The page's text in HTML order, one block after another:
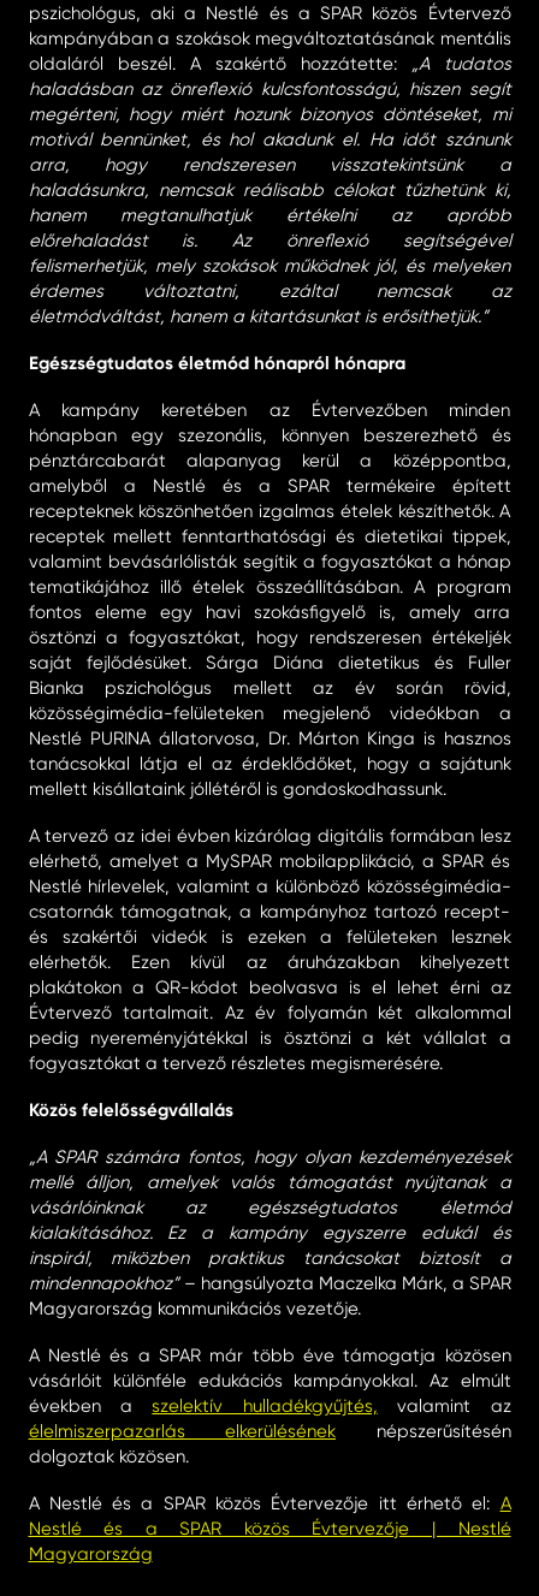
pszichológus, aki a Nestlé és a SPAR közös Évtervező
kampányában a szokások megváltoztatásának mentális
oldaláról beszél. A szakértő hozzátette: „A tudatos
haladásban az önreflexió kulcsfontosságú, hiszen segít
megérteni, hogy miért hozunk bizonyos döntéseket, mi
motivál bennünket, és hol akadunk el. Ha időt szánunk
arra, hogy rendszeresen visszatekintsünk a
haladásunkra, nemcsak reálisabb célokat tűzhetünk ki,
hanem megtanulhatjuk értékelni az apróbb
előrehaladást is. Az önreflexió segítségével
felismerhetjük, mely szokások működnek jól, és melyeken
érdemes változtatni, ezáltal nemcsak az
életmódváltást, hanem a kitartásunkat is erősíthetjük.”
Egészségtudatos életmód hónapról hónapra
A kampány keretében az Évtervezőben minden
hónapban egy szezonális, könnyen beszerezhető és
pénztárcabarát alapanyag kerül a középpontba,
amelyből a Nestlé és a SPAR termékeire épített
recepteknek köszönhetően izgalmas ételek készíthetők. A
receptek mellett fenntarthatósági és dietetikai tippek,
valamint bevásárlólisták segítik a fogyasztókat a hónap
tematikájához illő ételek összeállításában. A program
fontos eleme egy havi szokásfigyelő is, amely arra
ösztönzi a fogyasztókat, hogy rendszeresen értékeljék
saját fejlődésüket. Sárga Diána dietetikus és Fuller
Bianka pszichológus mellett az év során rövid,
közösségimédia-felületeken megjelenő videókban a
Nestlé PURINA állatorvosa, Dr. Márton Kinga is hasznos
tanácsokkal látja el az érdeklődőket, hogy a sajátunk
mellett kisállataink jóllétéről is gondoskodhassunk.
A tervező az idei évben kizárólag digitális formában lesz
elérhető, amelyet a MySPAR mobilapplikáció, a SPAR és
Nestlé hírlevelek, valamint a különböző közösségimédia-
csatornák támogatnak, a kampányhoz tartozó recept-
és szakértői videók is ezeken a felületeken lesznek
elérhetők. Ezen kívül az áruházakban kihelyezett
plakátokon a QR-kódot beolvasva is el lehet érni az
Évtervező tartalmait. Az év folyamán két alkalommal
pedig nyereményjátékkal is ösztönzi a két vállalat a
fogyasztókat a tervező részletes megismerésére.
Közös felelősségvállalás
„A SPAR számára fontos, hogy olyan kezdeményezések
mellé álljon, amelyek valós támogatást nyújtanak a
vásárlóinknak az egészségtudatos életmód
kialakításához. Ez a kampány egyszerre edukál és
inspirál, miközben praktikus tanácsokat biztosít a
mindennapokhoz”– hangsúlyozta Maczelka Márk, a SPAR
Magyarország kommunikációs vezetője.
A Nestlé és a SPAR már több éve támogatja közösen
vásárlóit különféle edukációs kampányokkal. Az elmúlt
években aszelektív hulladékgyűjtés, valamint az
élelmiszerpazarlás elkerülésének népszerűsítésén
dolgoztak közösen.
A Nestlé és a SPAR közös Évtervezője itt érhető el: A
Nestlé és a SPAR közös Évtervezője | Nestlé
Magyarország